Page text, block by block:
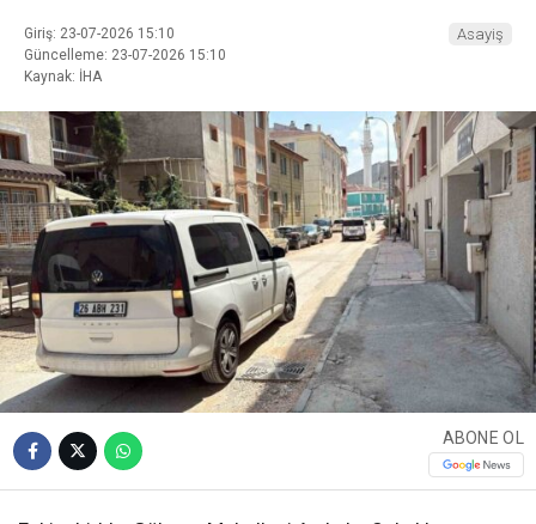
Giriş: 23-07-2026 15:10
Güncelleme: 23-07-2026 15:10
Kaynak: İHA
Asayiş
ABONE OL